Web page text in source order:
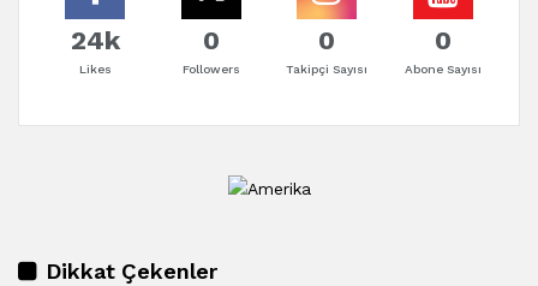
24k
Likes
0
Followers
0
Takipçi Sayısı
0
Abone Sayısı
Dikkat Çekenler